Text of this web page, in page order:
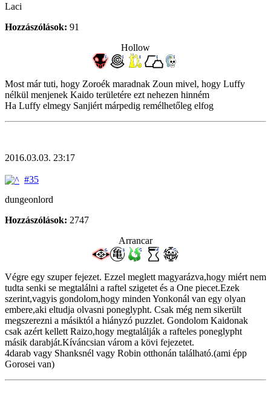
Laci
Hozzászólások: 91
Hollow
Most már tuti, hogy Zoroék maradnak Zoun mivel, hogy Luffy
nélkül menjenek Kaido területére ezt nehezen hinném
Ha Luffy elmegy Sanjiért márpedig remélhetőleg elfog
2016.03.03. 23:17
#35
dungeonlord
Hozzászólások: 2747
Arrancar
Végre egy szuper fejezet. Ezzel meglett magyarázva,hogy miért nem
tudta senki se megtalálni a raftel szigetet és a One piecet.Ezek
szerint,vagyis gondolom,hogy minden Yonkonál van egy olyan
embere,aki eltudja olvasni poneglypht. Csak még nem sikerült
megszerezni a másiktól a hiányzó puzzlet. Gondolom Kaidonak
csak azért kellett Raizo,hogy megtalálják a rafteles poneglypht
másik darabját.Kíváncsian várom a kövi fejezetet.
4darab vagy Shanksnél vagy Robin otthonán található.(ami épp
Gorosei van)